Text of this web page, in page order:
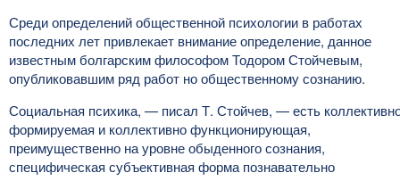
Среди определений общественной психологии в работах
последних лет привлекает внимание определение, данное
известным болгарским философом Тодором Стойчевым,
опубликовавшим ряд работ но общественному сознанию.
Социальная психика, — писал Т. Стойчев, — есть
формируемая и коллективно функционирующая,
преимущественно на уровне обыденного сознания,
специфическая субъективная форма познавательно